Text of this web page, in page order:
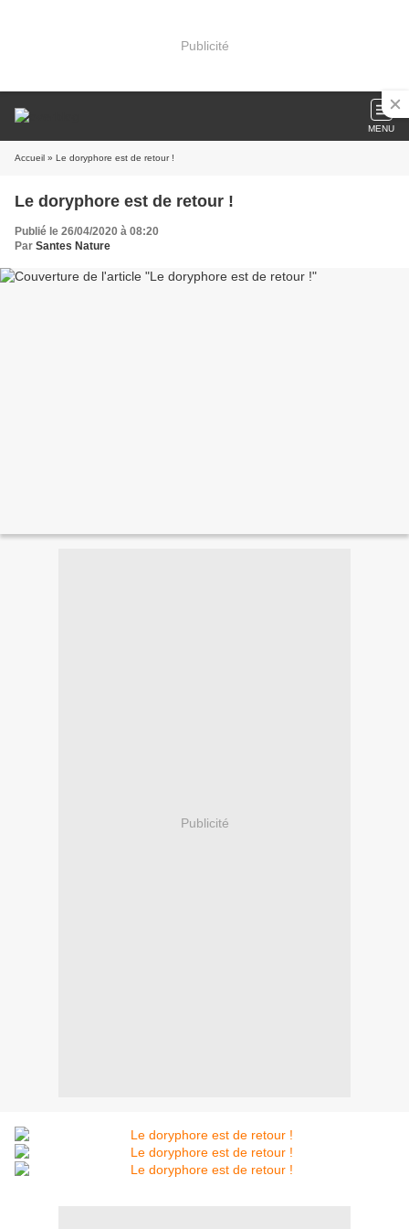
Publicité
MENU
Accueil » Le doryphore est de retour !
Le doryphore est de retour !
Publié le 26/04/2020 à 08:20
Par Santes Nature
Publicité